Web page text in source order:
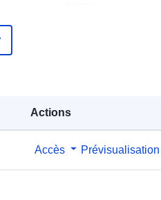
Actions
Accès Prévisualisation
July 2026
Coordonnées: [ [ 9.2432557,
49.1502487 ], [ 9.2452574,